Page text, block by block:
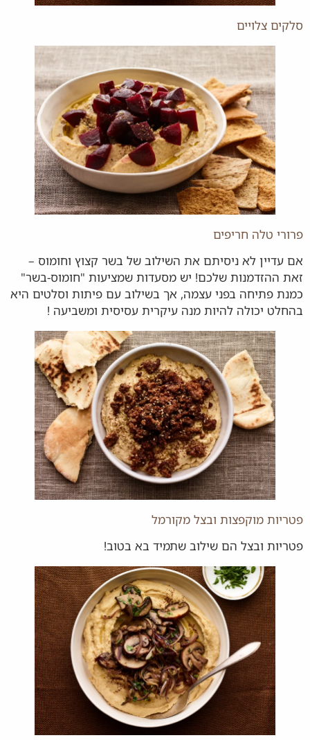
סלקים צלויים
פרורי טלה חריפים
אם עדיין לא ניסיתם את השילוב של בשר קצוץ וחומוס –
זאת ההזדמנות שלכם! יש מסעדות שמציעות "חומוס-בשר"
כמנת פתיחה בפני עצמה, אך בשילוב עם פיתות וסלטים היא
בהחלט יכולה להיות מנה עיקרית עסיסית ומשביעה !
פטריות מוקפצות ובצל מקורמל
פטריות ובצל הם שילוב שתמיד בא בטוב!